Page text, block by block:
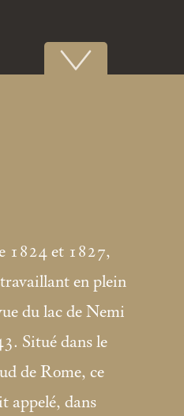
1824 et 1827,
en plein
du lac de Nemi
Situé dans le
de Rome, ce
appelé, dans